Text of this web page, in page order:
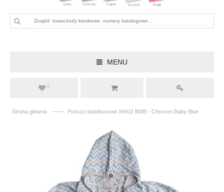
MENU
0
Strona główna —— Ponczo bambusowe XKKO BMB - Chevron Baby Blue